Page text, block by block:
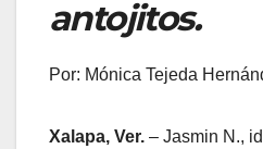
antojitos.
Por: Mónica Tejeda
Xalapa, Ver. – Jasmin N.,